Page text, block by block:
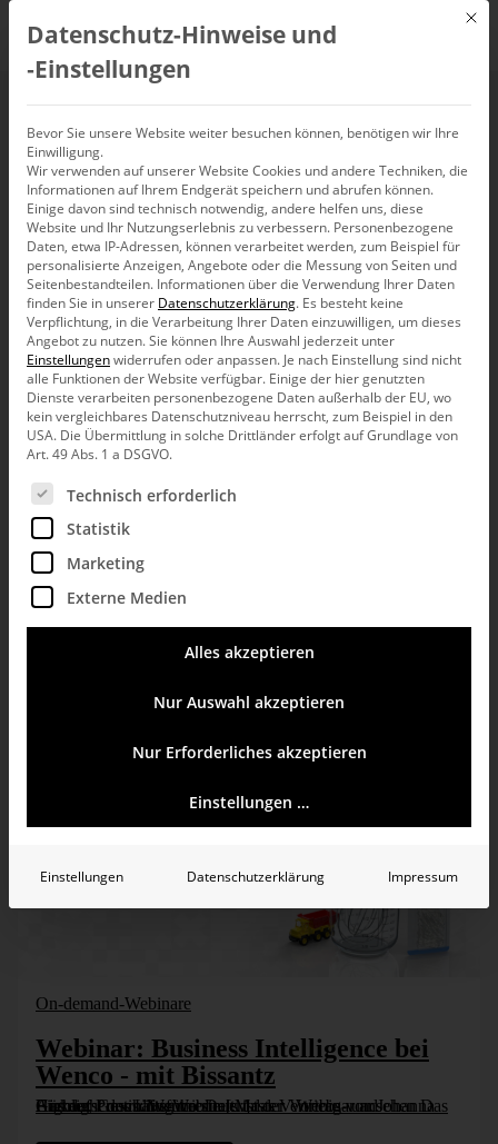
on-demand-Webinare
On-demand-Webinare
Business Intelligence bei Siblik – mit
Bissantz
Wie Siblik umfangreiche Prozesse erfolgreich mit DeltaMaster steuert, sehen Sie in unserer Webinaraufzeichnung.
mehr erfahren
On-demand-Webinare
Webinar: Business Intelligence bei
Wenco - mit Bissantz
Aus der Praxis: Wenco steuert das Vertriebs- und Einkaufscontrolling mit DeltMaster Webinar ansehen Das Highlight des Live-Webinars ist der Vortrag von Johanna Gärtner, Geschäftsführerin [...]
Mit
Datenschutz-Hinweise und
‑Einstellungen
Bevor Sie unsere Website weiter besuchen können, benötigen wir Ihre
Einwilligung.
Wir verwenden auf unserer Website Cookies und andere Techniken, die
Informationen auf Ihrem Endgerät speichern und abrufen können.
Einige davon sind technisch notwendig, andere helfen uns, diese
Website und Ihr Nutzungserlebnis zu verbessern. Personenbezogene
Daten, etwa IP-Adressen, können verarbeitet werden, zum Beispiel für
personalisierte Anzeigen, Angebote oder die Messung von Seiten und
Seitenbestandteilen. Informationen über die Verwendung Ihrer Daten
finden Sie in unserer Datenschutzerklärung. Es besteht keine
Verpflichtung, in die Verarbeitung Ihrer Daten einzuwilligen, um dieses
Angebot zu nutzen.Sie können Ihre Auswahl jederzeit unter
Einstellungenwiderrufen oder anpassen. Je nach Einstellung sind nicht
alle Funktionen der Website verfügbar. Einige der hier genutzten
Dienste verarbeiten personenbezogene Daten außerhalb der EU, wo
kein vergleichbares Datenschutzniveau herrscht, zum Beispiel in den
USA. Die Übermittlung in solche Drittländer erfolgt auf Grundlage von
Art. 49 Abs. 1 a DSGVO.
Es folgt eine Liste der Service-Gruppen, für die eine
Technisch erforderlich
Statistik
Marketing
Externe Medien
Alles akzeptieren
Nur Auswahl akzeptieren
Nur Erforderliches akzeptieren
Einstellungen …
Einstellungen Datenschutzerklärung Impressum